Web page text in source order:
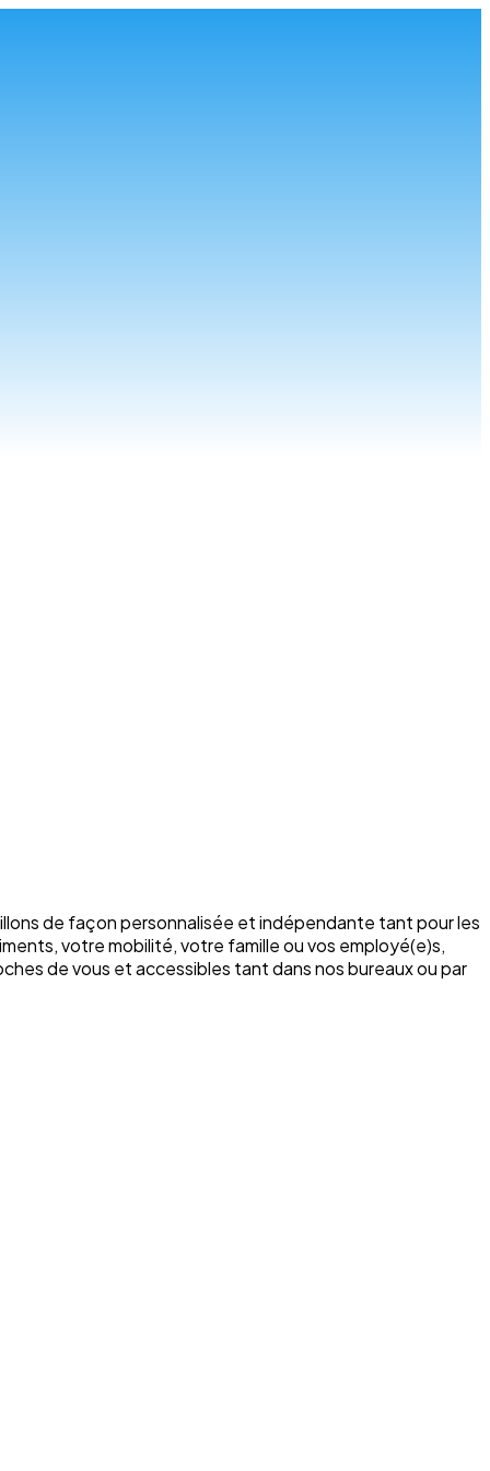
de façon personnalisée et indépendante tant pour les
votre mobilité, votre famille ou vos employé(e)s,
de vous et accessibles tant dans nos bureaux ou par